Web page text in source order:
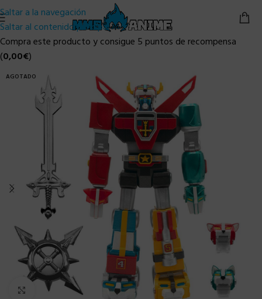
Saltar a la navegación
Saltar al contenido principal
Compra este producto y consigue 5 puntos de recompensa
(0,00€)
AGOTADO
Clic para ampliar